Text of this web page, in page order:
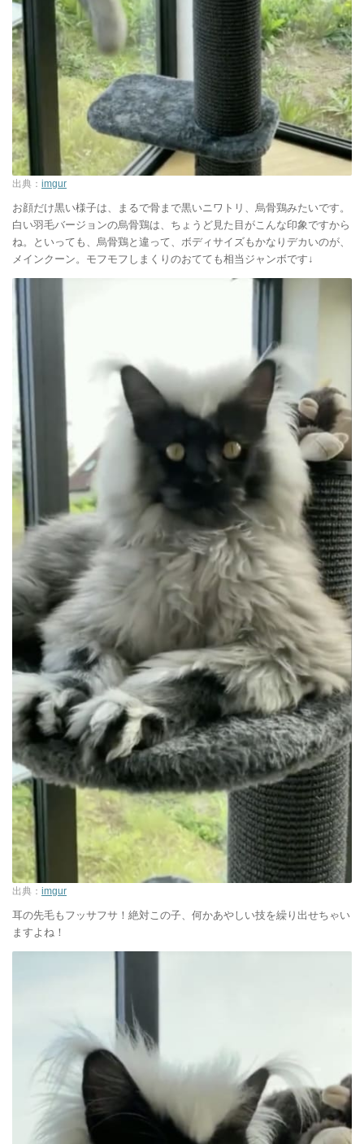
出典： imgur
お顔だけ黒い様子は、まるで骨まで黒いニワトリ、烏骨鶏みたいです。
白い羽毛バージョンの烏骨鶏は、ちょうど見た目がこんな印象ですから
ね。といっても、烏骨鶏と違って、ボディサイズもかなりデカいのが、
メインクーン。モフモフしまくりのおてても相当ジャンボです↓
出典： imgur
耳の先毛もフッサフサ！絶対この子、何かあやしい技を繰り出せちゃい
ますよね！